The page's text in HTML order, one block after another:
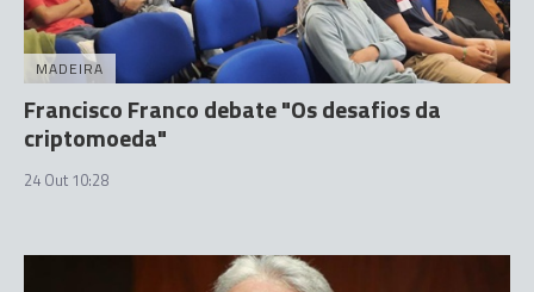
MADEIRA
Francisco Franco debate "Os desafios da
criptomoeda"
24 Out 10:28